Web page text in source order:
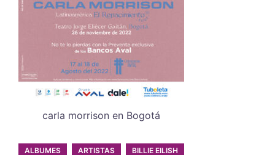
carla morrison en Bogotá
ALBUMES ARTISTAS
BILLIE EILISH